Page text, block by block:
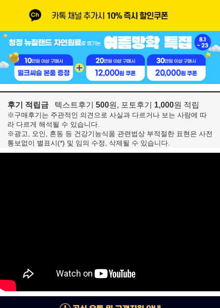
후기 적립금 텍스트후기 500원, 포토후기 1,000원 적립
※구매후기는 주관적인 의견으로 사실과 다르거나 보는 사람에 따
라 다르게 해석될 수 있습니다.
※광고, 오인, 혼동 등 건강기능식품 관련법상 부적절한 표현은 사전
통보없이 별표시(*) 및 임의 수정, 삭제될 수 있습니다.